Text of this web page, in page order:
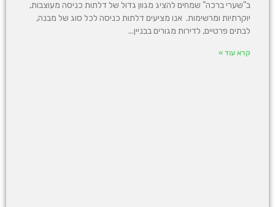
ב"שערי ברכה" שמחים להציג מגוון גדול של דלתות כניסה מעוצבות,
יוקרתיות ומרשימות. אנו מציעים דלתות כניסה לכל סוג של מבנה,
לבתים פרטיים, לדירות מגורים בבניין
קרא עוד »